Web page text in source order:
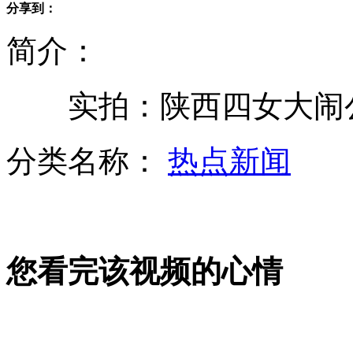
英国男子骑自行车92天走遍全球
商家借“最美司机”推销产品遭质疑
分享到：
简介：
实拍：陕西四女大闹
分类名称： 热点新闻
您看完该视频的心情